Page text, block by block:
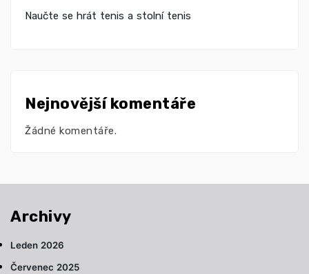
Naučte se hrát tenis a stolní tenis
Nejnovější komentáře
Žádné komentáře.
Archivy
Leden 2026
Červenec 2025